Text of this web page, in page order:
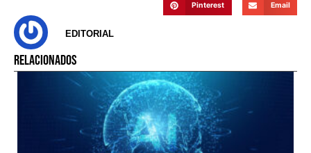
Pinterest Email
EDITORIAL
RELACIONADOS